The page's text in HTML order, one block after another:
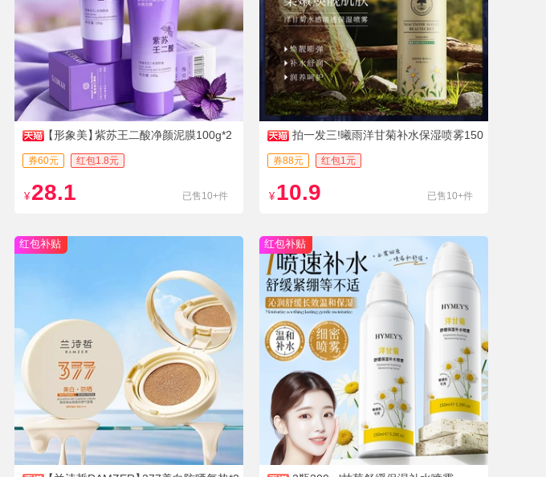
【形象美】紫苏王二酸净颜泥膜100g*2
支券60元 红包1.8元
¥ 28.1 已售10+件
拍一发三!曦雨洋甘菊补水保湿喷雾150
ml*3
券88元 红包1元
¥ 10.9 已售10+件
红包补贴 红包补贴